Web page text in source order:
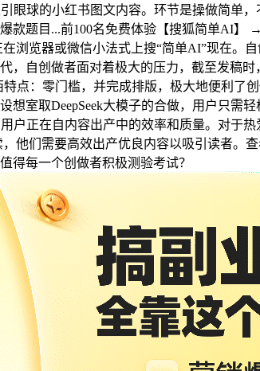
球的小红书图文内容。环节是操做简单
款题目...前100名免费体验【搜狐简单AI
在浏览器或微信小法式上搜“简单AI”现在
，自创做者面对着极大的压力，截至发稿
点：零门槛，并完成排版，极大地便利了
室取DeepSeek大模子的合做，用户只需
户正在自内容出产中的效率和质量。对于
，他们需要高效出产优良内容以吸引读者
得每一个创做者积极测验考试？